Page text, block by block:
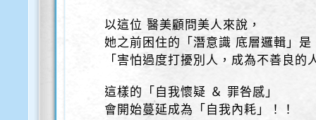
以這位 醫美顧問美人來說，
她之前困住的「潛意識 底層邏輯」是
「害怕過度打擾別人，成為不善良的
這樣的「自我懷疑 ＆ 罪咎感」
會開始蔓延成為「自我內耗」！！